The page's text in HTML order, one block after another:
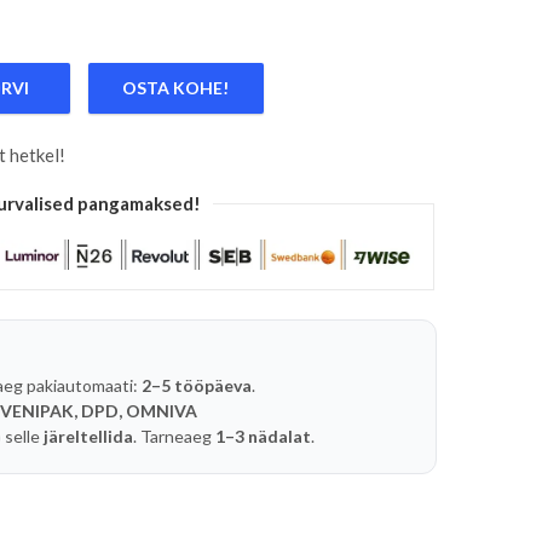
KEERMEPUURI FREES AVAGA. KÕVASULAM TRIUMF
OSTA KOHE!
hetkel!
pangamaksed!
pakiautomaati: 2–5 tööpäeva.
DPD, OMNIVA
selle järeltellida. Tarneaeg 1–3 nädalat.